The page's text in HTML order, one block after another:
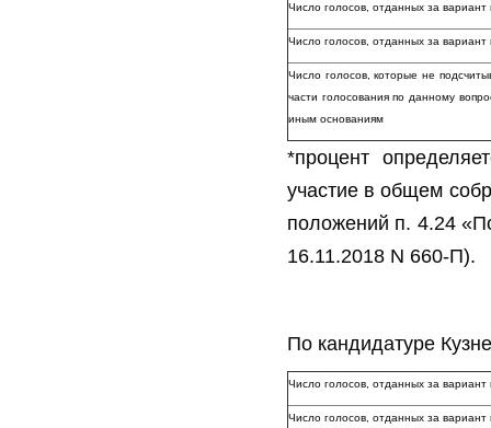
Число голосов, отданных за
Число голосов, отданных за
Число голосов, которые не
части голосования по данному
иным основаниям
*процент
участие в общем
положений п. 4.24
16.11.2018 N 660-П).
По кандидатуре
Число голосов, отданных за вариант
Число голосов, отданных за